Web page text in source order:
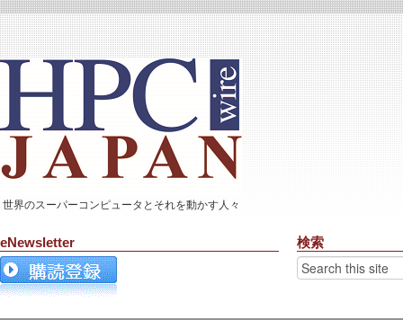
世界のスーパーコンピュータとそれを動かす人々
eNewsletter 検索